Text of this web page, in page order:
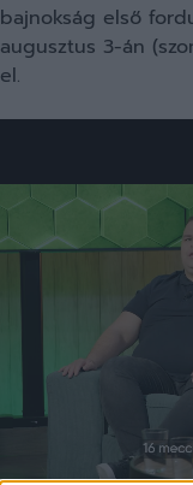
bajnokság első
augusztus 3-án
el.